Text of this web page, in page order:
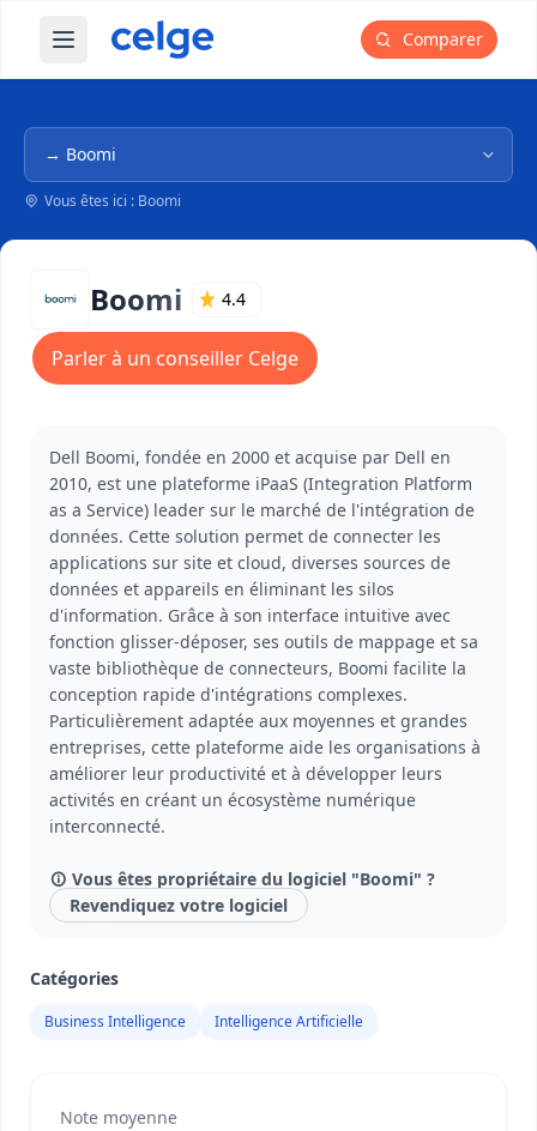
Ouvrir le menu principal Comparer
Navigation dans l'arborescence
Vous êtes ici : Boomi
Boomi 4.4
Parler à un conseiller Celge
Dell Boomi, fondée en 2000 et acquise par Dell en
2010, est une plateforme iPaaS (Integration Platform
as a Service) leader sur le marché de l'intégration de
données. Cette solution permet de connecter les
applications sur site et cloud, diverses sources de
données et appareils en éliminant les silos
d'information. Grâce à son interface intuitive avec
fonction glisser-déposer, ses outils de mappage et sa
vaste bibliothèque de connecteurs, Boomi facilite la
conception rapide d'intégrations complexes.
Particulièrement adaptée aux moyennes et grandes
entreprises, cette plateforme aide les organisations à
améliorer leur productivité et à développer leurs
activités en créant un écosystème numérique
interconnecté.
Vous êtes propriétaire du logiciel "Boomi" ?
Revendiquez votre logiciel
Catégories
Business Intelligence Intelligence Artificielle
Note moyenne